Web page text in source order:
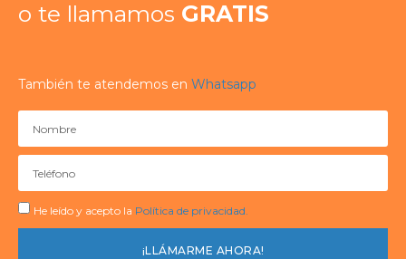
o te llamamos GRATIS
También te atendemos en Whatsapp
He leído y acepto la Política de privacidad.
¡LLÁMARME AHORA!